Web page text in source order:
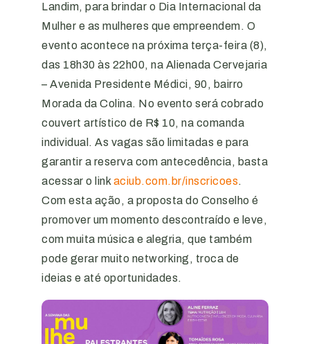
Landim, para brindar o Dia Internacional da
Mulher e as mulheres que empreendem. O
evento acontece na próxima terça-feira (8),
das 18h30 às 22h00, na Alienada Cervejaria
– Avenida Presidente Médici, 90, bairro
Morada da Colina. No evento será cobrado
couvert artístico de R$ 10, na comanda
individual. As vagas são limitadas e para
garantir a reserva com antecedência, basta
acessar o link aciub.com.br/inscricoes.
Com esta ação, a proposta do Conselho é
promover um momento descontraído e leve,
com muita música e alegria, que também
pode gerar muito networking, troca de
ideias e até oportunidades.